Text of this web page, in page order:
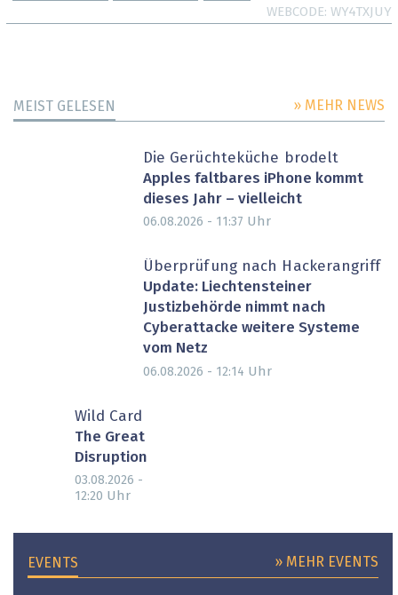
WEBCODE WY4TXJUY
MEIST GELESEN » MEHR NEWS
Die Gerüchteküche brodelt
Apples faltbares iPhone kommt
dieses Jahr – vielleicht
06.08.2026 - 11:37 Uhr
Überprüfung nach Hackerangriff
Update: Liechtensteiner
Justizbehörde nimmt nach
Cyberattacke weitere Systeme
vom Netz
06.08.2026 - 12:14 Uhr
Wild Card
The Great
Disruption
03.08.2026 -
12:20 Uhr
EVENTS » MEHR EVENTS